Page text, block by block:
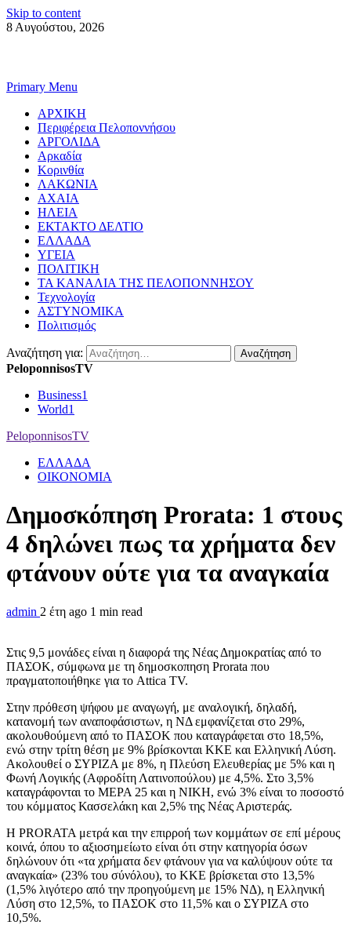
Skip to content
8 Αυγούστου, 2026
Primary Menu
ΑΡΧΙΚΗ
Περιφέρεια Πελοποννήσου
ΑΡΓΟΛΙΔΑ
Αρκαδία
Κορινθία
ΛΑΚΩΝΙΑ
ΑΧΑΙΑ
ΗΛΕΙΑ
ΕΚΤΑΚΤΟ ΔΕΛΤΙΟ
ΕΛΛΑΔΑ
ΥΓΕΙΑ
ΠΟΛΙΤΙΚΗ
ΤΑ ΚΑΝΑΛΙΑ ΤΗΣ ΠΕΛΟΠΟΝΝΗΣΟΥ
Τεχνολογία
ΑΣΤΥΝΟΜΙΚΑ
Πολιτισμός
Αναζήτηση για:
PeloponnisosTV
Business1
World1
PeloponnisosTV
ΕΛΛΑΔΑ
ΟΙΚΟΝΟΜΙΑ
Δημοσκόπηση Prorata: 1 στους
4 δηλώνει πως τα χρήματα δεν
φτάνουν ούτε για τα αναγκαία
admin 2 έτη ago 1 min read
Στις 9,5 μονάδες είναι η διαφορά της Νέας Δημοκρατίας από το
ΠΑΣΟΚ, σύμφωνα με τη δημοσκοπηση Prorata που
πραγματοποιήθηκε για το Attica TV.
Στην πρόθεση ψήφου με αναγωγή, με αναλογική, δηλαδή,
κατανομή των αναποφάσιστων, η ΝΔ εμφανίζεται στο 29%,
ακολουθούμενη από το ΠΑΣΟΚ που καταγράφεται στο 18,5%,
ενώ στην τρίτη θέση με 9% βρίσκονται ΚΚΕ και Ελληνική Λύση.
Ακολουθεί ο ΣΥΡΙΖΑ με 8%, η Πλεύση Ελευθερίας με 5% και η
Φωνή Λογικής (Αφροδίτη Λατινοπούλου) με 4,5%. Στο 3,5%
καταγράφονται το ΜΕΡΑ 25 και η ΝΙΚΗ, ενώ 3% είναι το ποσοστό
του κόμματος Κασσελάκη και 2,5% της Νέας Αριστεράς.
Η PRORATA μετρά και την επιρροή των κομμάτων σε επί μέρους
κοινά, όπου το αξιοσημείωτο είναι ότι στην κατηγορία όσων
δηλώνουν ότι «τα χρήματα δεν φτάνουν για να καλύψουν ούτε τα
αναγκαία» (23% του σύνόλου), το ΚΚΕ βρίσκεται στο 13,5%
(1,5% λιγότερο από την προηγούμενη με 15% ΝΔ), η Ελληνική
Λύση στο 12,5%, το ΠΑΣΟΚ στο 11,5% και ο ΣΥΡΙΖΑ στο
10,5%.